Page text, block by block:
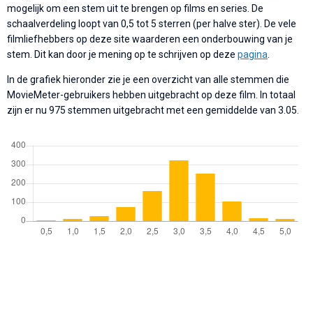
mogelijk om een stem uit te brengen op films en series. De
schaalverdeling loopt van 0,5 tot 5 sterren (per halve ster). De vele
filmliefhebbers op deze site waarderen een onderbouwing van je
stem. Dit kan door je mening op te schrijven op deze pagina.
In de grafiek hieronder zie je een overzicht van alle stemmen die
MovieMeter-gebruikers hebben uitgebracht op deze film. In totaal
zijn er nu 975 stemmen uitgebracht met een gemiddelde van 3.05.